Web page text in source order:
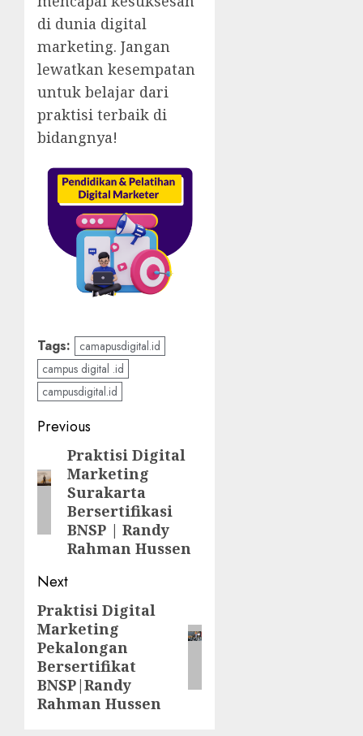
di dunia digital
marketing. Jangan
lewatkan kesempatan
untuk belajar dari
praktisi terbaik di
bidangnya!
Tags:
camapusdigital.id
campus digital .id
campusdigital.id
Post
navigation
Previous
Previous
post:
Praktisi Digital
Marketing
Surakarta
Bersertifikasi
BNSP | Randy
Rahman Hussen
Next
Next
post:
Praktisi Digital
Marketing
Pekalongan
Bersertifikat
BNSP|Randy
Rahman Hussen